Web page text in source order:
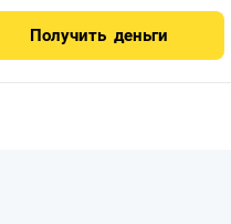
Получить деньги